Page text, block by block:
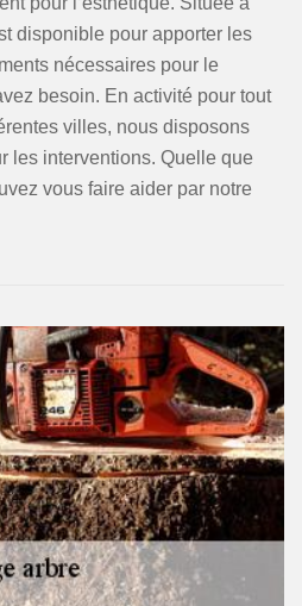
disponible pour apporter les
nécessaires pour le
besoin. En activité pour tout
villes, nous disposons
les interventions. Quelle que
vous faire aider par notre